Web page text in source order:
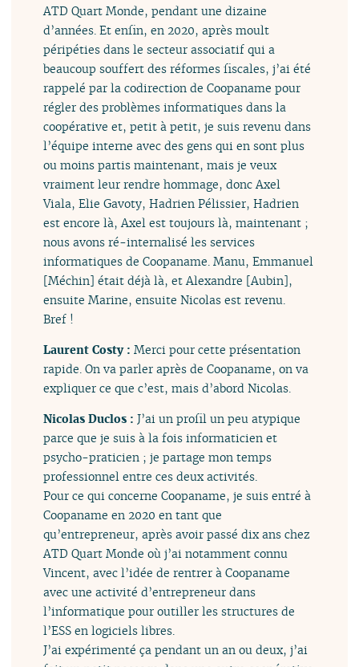
ATD Quart Monde, pendant une dizaine
d’années. Et enfin, en 2020, après moult
péripéties dans le secteur associatif qui a
beaucoup souffert des réformes fiscales, j’ai été
rappelé par la codirection de Coopaname pour
régler des problèmes informatiques dans la
coopérative et, petit à petit, je suis revenu dans
l’équipe interne avec des gens qui en sont plus
ou moins partis maintenant, mais je veux
vraiment leur rendre hommage, donc Axel
Viala, Elie Gavoty, Hadrien Pélissier, Hadrien
est encore là, Axel est toujours là, maintenant ;
nous avons ré-internalisé les services
informatiques de Coopaname. Manu, Emmanuel
[Méchin] était déjà là, et Alexandre [Aubin],
ensuite Marine, ensuite Nicolas est revenu.
Bref !
Laurent Costy :Merci pour cette présentation
rapide. On va parler après de Coopaname, on va
expliquer ce que c’est, mais d’abord Nicolas.
Nicolas Duclos :J’ai un profil un peu atypique
parce que je suis à la fois informaticien et
psycho-praticien ; je partage mon temps
professionnel entre ces deux activités.
Pour ce qui concerne Coopaname, je suis entré à
Coopaname en 2020 en tant que
qu’entrepreneur, après avoir passé dix ans chez
ATD Quart Monde où j’ai notamment connu
Vincent, avec l’idée de rentrer à Coopaname
avec une activité d’entrepreneur dans
l’informatique pour outiller les structures de
l’ESS en logiciels libres.
J’ai expérimenté ça pendant un an ou deux, j’ai